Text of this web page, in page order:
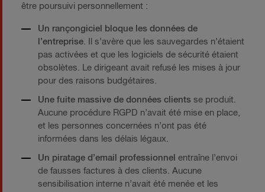
être poursuivi personnellement :
Un rançongiciel bloque les données de
l’entreprise. Il s’avère que les sauvegardes n’étaient
pas activées et que les logiciels de sécurité étaient
obsolètes. Le dirigeant avait refusé les mises à jour
pour des raisons budgétaires.
Une fuite massive de données clients se produit.
Aucune procédure RGPD n’avait été mise en place,
et les personnes concernées n’ont pas été
informées dans les délais légaux.
Un piratage d’email professionnel entraîne l’envoi
de fausses factures à des clients. Aucune
sensibilisation interne n’avait été menée et les